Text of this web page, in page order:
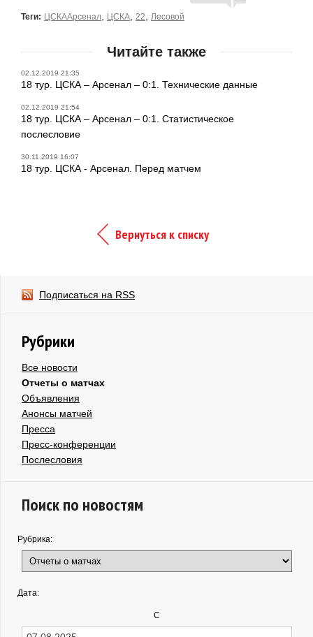
Теги: ЦСКААрсенал ЦСКА 22 Лесовой
Читайте также
02.12.2019 21:35
18 тур. ЦСКА – Арсенал – 0:1. Технические данные
02.12.2019 21:54
18 тур. ЦСКА – Арсенал – 0:1. Статистическое
послесловие
30.11.2019 16:07
18 тур. ЦСКА - Арсенал. Перед матчем
Вернуться к списку
Подписаться на RSS
Рубрики
Все новости
Отчеты о матчах
Объявления
Анонсы матчей
Пресса
Пресс-конференции
Послесловия
Поиск по новостям
Рубрика:
Дата:
С